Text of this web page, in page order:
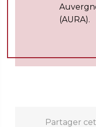
(AURA).
Partager